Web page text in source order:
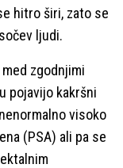
hitro širi, zato se
ljudi.
zgodnjimi
pojavijo kakršni
visoko
(PSA) ali pa se